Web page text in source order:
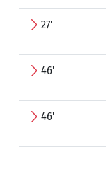
27'
46'
46'